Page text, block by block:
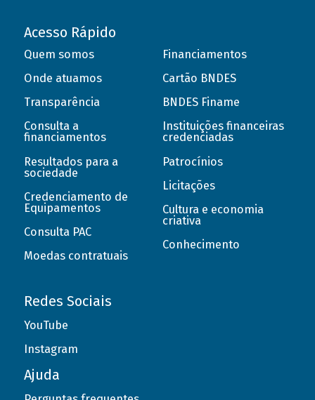
Acesso Rápido
Quem somos
Onde atuamos
Transparência
Consulta a
financiamentos
Resultados para a
sociedade
Credenciamento de
Equipamentos
Consulta PAC
Moedas contratuais
Financiamentos
Cartão BNDES
BNDES Finame
Instituições financeiras
credenciadas
Patrocínios
Licitações
Cultura e economia
criativa
Conhecimento
Redes Sociais
YouTube
Instagram
Ajuda